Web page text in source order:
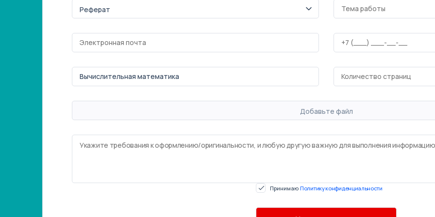
Добавьте файл
Принимаю Политику конфиденциальности